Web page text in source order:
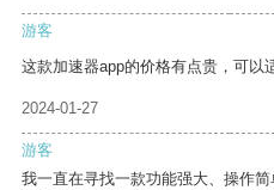
游客
这款加速器app的价格有点贵，可以
2024-01-27
游客
我一直在寻找一款功能强大、操作